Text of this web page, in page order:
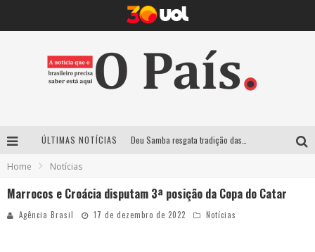
ÚLTIMAS NOTÍCIAS
Maior Campeonato de Drift da América Latina retorna ao Mega Space em março
Home Notícias
Marrocos e Croácia disputam 3ª posição da Copa do Catar
Agência Brasil 17 de dezembro de 2022 Notícias